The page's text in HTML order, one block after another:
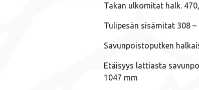
Takan ulkomitat halk.
Tulipesän sisämitat 308 –
Savunpoistoputken
Etäisyys lattiasta
1047 mm